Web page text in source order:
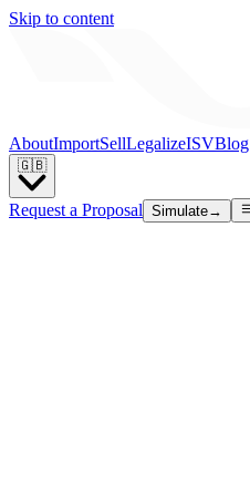
Skip to content
AboutImportSellLegalizeISVBlog
🇬🇧
Request a Proposal Simulate→